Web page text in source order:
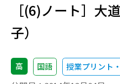
［(6)ノート］大
子）
高 国語 授業プリント